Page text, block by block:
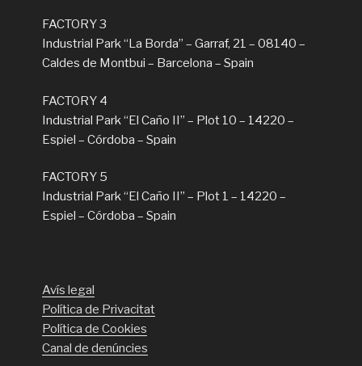
FACTORY 3
Industrial Park “La Borda” – Garraf, 21 – 08140 –
Caldes de Montbui – Barcelona – Spain
FACTORY 4
Industrial Park “El Caño II” – Plot 10 – 14220 –
Espiel – Córdoba – Spain
FACTORY 5
Industrial Park “El Caño II” – Plot 1 – 14220 –
Espiel – Córdoba – Spain
Avís legal
Política de Privacitat
Política de Cookies
Canal de denúncies